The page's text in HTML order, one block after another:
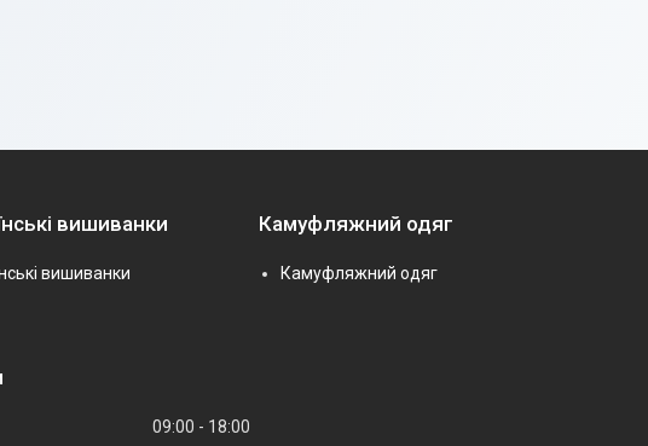
вишиванки
вишиванки
Камуфляжний одяг
Камуфляжний одяг
09:00
18:00